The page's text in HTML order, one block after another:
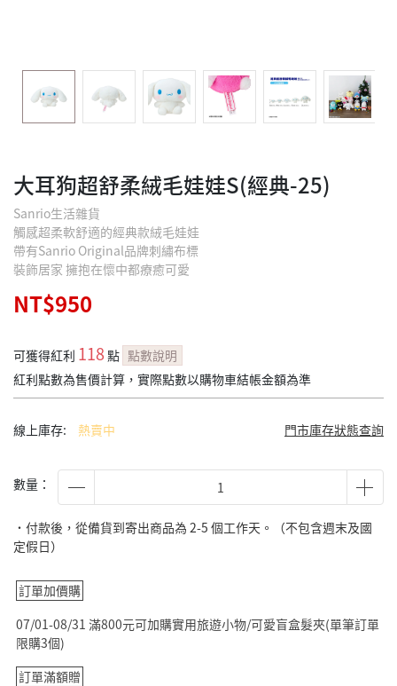
大耳狗超舒柔絨毛娃娃S(經典-25)
Sanrio生活雜貨
觸感超柔軟舒適的經典款絨毛娃娃
帶有Sanrio Original品牌刺繡布標
裝飾居家 擁抱在懷中都療癒可愛
NT$950
可獲得紅利 118 點 點數說明
紅利點數為售價計算，實際點數以購物車結帳金額為準
線上庫存: 熱賣中 門市庫存狀態查詢
數量：
˙付款後，從備貨到寄出商品為 2-5 個工作天。（不包含週末及國
定假日）
訂單加價購
07/01-08/31 滿800元可加購實用旅遊小物/可愛盲盒髮夾(單筆訂單
限購3個)
訂單滿額贈